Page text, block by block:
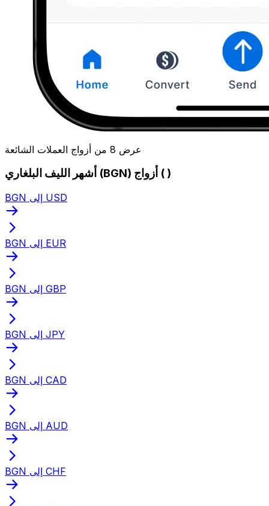
عرض 8 من أزواج العملات الشائعة
أشهر الليف البلغاري (BGN) أزواج ( )
BGN إلى USD
BGN إلى EUR
BGN إلى GBP
BGN إلى JPY
BGN إلى CAD
BGN إلى AUD
BGN إلى CHF